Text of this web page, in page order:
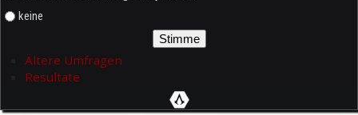
keine
Ältere Umfragen
Resultate